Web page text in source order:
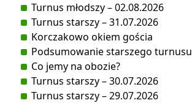
Turnus młodszy – 02.08.2026
Turnus starszy – 31.07.2026
Korczakowo okiem gościa
Podsumowanie starszego turnusu
Co jemy na obozie?
Turnus starszy – 30.07.2026
Turnus starszy – 29.07.2026